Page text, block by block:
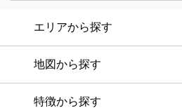
エリアから探す
地図から探す
特徴から探す